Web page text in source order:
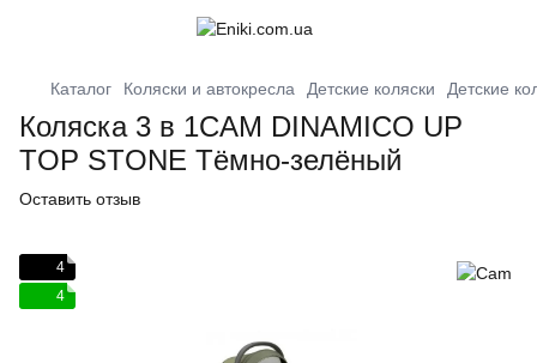
Каталог Коляски и автокресла Детские коляски Детские
Коляска 3 в 1CAM DINAMICO UP
TOP STONE Тёмно-зелёный
Оставить отзыв
4
4